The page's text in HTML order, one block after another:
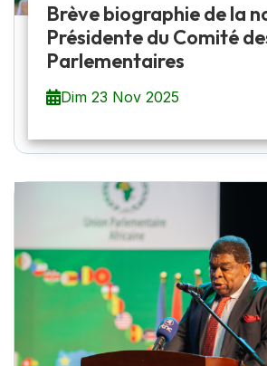
Brève biographie de la
Présidente du Comité
Parlementaires
Dim 23 Nov 2025